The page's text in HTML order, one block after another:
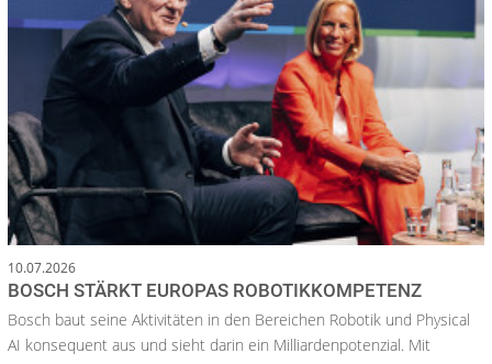
10.07.2026
BOSCH STÄRKT EUROPAS ROBOTIKKOMPETENZ
Bosch baut seine Aktivitäten in den Bereichen Robotik und Physical
AI konsequent aus und sieht darin ein Milliardenpotenzial. Mit